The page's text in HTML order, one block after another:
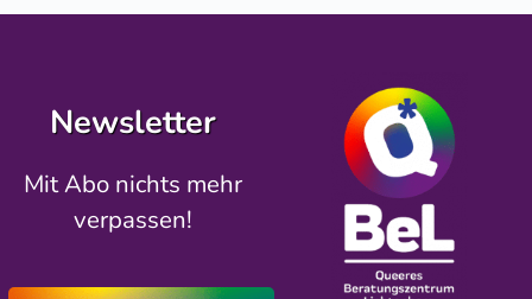
Newsletter
Mit Abo nichts mehr
verpassen!